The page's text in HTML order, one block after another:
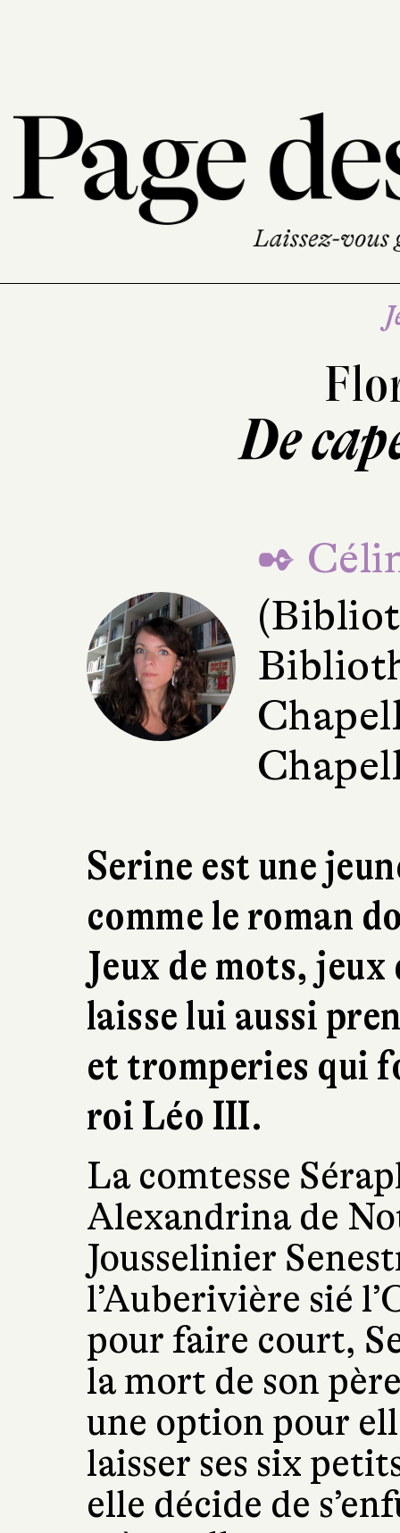
De
✒
Serine est une
comme le roman
Jeux de mots,
laisse lui aussi
et tromperies qui
roi Léo III.
La comtesse
Alexandrina de
Jousselinier
l’Auberivière sié
pour faire court,
la mort de son
une option pour
laisser ses six
elle décide de